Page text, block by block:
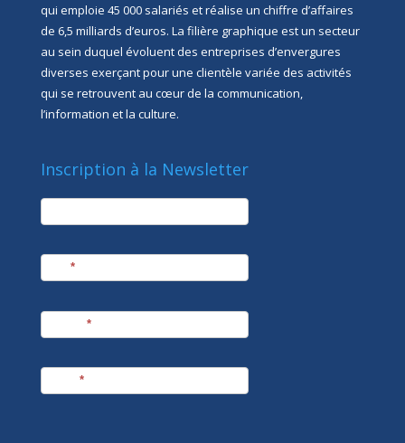
qui emploie 45 000 salariés et réalise un chiffre d’affaires
de 6,5 milliards d’euros. La filière graphique est un secteur
au sein duquel évoluent des entreprises d’envergures
diverses exerçant pour une clientèle variée des activités
qui se retrouvent au cœur de la communication,
l’information et la culture.
Inscription à la Newsletter
newsletter
*
*
*